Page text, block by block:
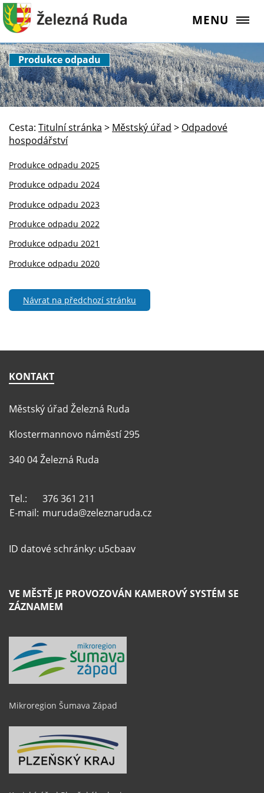
MENU
Produkce odpadu
Cesta: Titulní stránka > Městský úřad > Odpadové
hospodářství
Produkce odpadu 2025
Produkce odpadu 2024
Produkce odpadu 2023
Produkce odpadu 2022
Produkce odpadu 2021
Produkce odpadu 2020
Návrat na předchozí stránku
KONTAKT
Městský úřad Železná Ruda
Klostermannovo náměstí 295
340 04 Železná Ruda
Tel.:
376 361 211
E-mail: muruda@zeleznaruda.cz
ID datové schránky: u5cbaav
VE MĚSTĚ JE PROVOZOVÁN KAMEROVÝ SYSTÉM SE
ZÁZNAMEM
Mikroregion Šumava Západ